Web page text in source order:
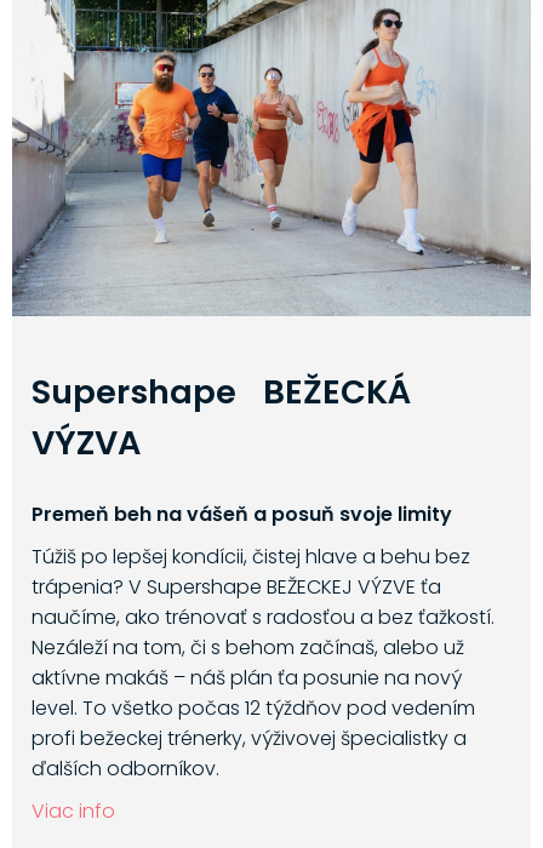
Supershape BEŽECKÁ
VÝZVA
Premeň beh na vášeň a posuň svoje limity
Túžiš po lepšej kondícii, čistej hlave a behu bez
trápenia? V Supershape BEŽECKEJ VÝZVE ťa
naučíme, ako trénovať s radosťou a bez ťažkostí.
Nezáleží na tom, či s behom začínaš, alebo už
aktívne makáš – náš plán ťa posunie na nový
level. To všetko počas 12 týždňov pod vedením
profi bežeckej trénerky, výživovej špecialistky a
ďalších odborníkov.
Viac info